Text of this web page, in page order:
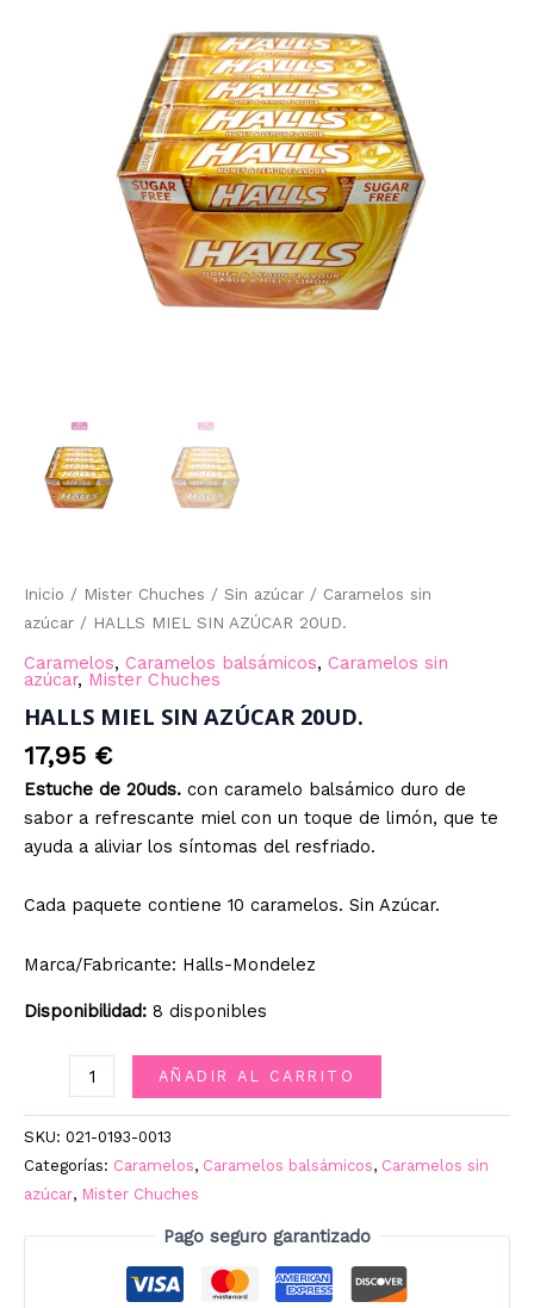
Inicio / Mister Chuches / Sin azúcar / Caramelos sin
azúcar / HALLS MIEL SIN AZÚCAR 20UD.
Caramelos, Caramelos balsámicos, Caramelos sin
azúcar, Mister Chuches
HALLS MIEL SIN AZÚCAR 20UD.
17,95 €
Estuche de 20uds. con caramelo balsámico duro de
sabor a refrescante miel con un toque de limón, que te
ayuda a aliviar los síntomas del resfriado.
Cada paquete contiene 10 caramelos. Sin Azúcar.
Marca/Fabricante: Halls-Mondelez
Disponibilidad: 8 disponibles
AZÚCAR
20UD.
AÑADIR AL CARRITO
SKU: 021-0193-0013
Categorías: Caramelos, Caramelos balsámicos, Caramelos sin
azúcar, Mister Chuches
Pago seguro garantizado